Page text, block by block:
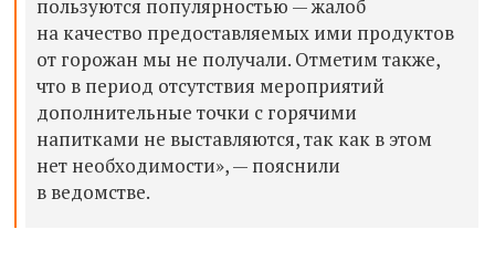
пользуются популярностью — жалоб
на качество предоставляемых ими продуктов
от горожан мы не получали. Отметим также,
что в период отсутствия мероприятий
дополнительные точки с горячими
напитками не выставляются, так как в этом
нет необходимости», — пояснили
в ведомстве.